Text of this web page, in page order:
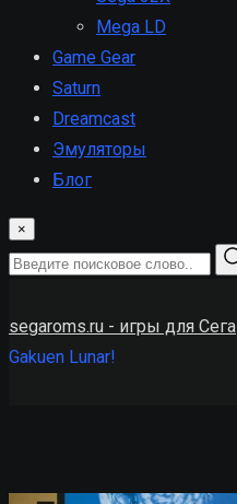
Mega LD
Game Gear
Saturn
Dreamcast
Эмуляторы
Блог
×
segaroms.ru - игры для Сега
Gakuen Lunar!